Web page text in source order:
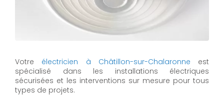
Votre électricien à Châtillon-sur-Chalaronne est
spécialisé dans les installations électriques
sécurisées et les interventions sur mesure pour tous
types de projets.